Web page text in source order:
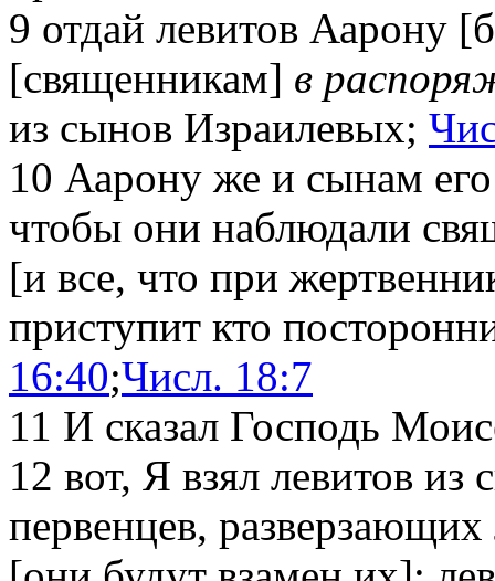
9 отдай левитов Аарону
[священникам] в
из сынов Израилевых;
10 Аарону же и сынам
чтобы они наблюдали
[и все, что при
приступит кто
16:40;Числ. 18:7
11 И сказал Господь
12 вот, Я взял левитов из
первенцев,